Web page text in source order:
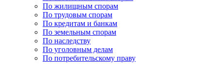
По жилищным спорам
По трудовым спорам
По кредитам и банкам
По земельным спорам
По наследству
По уголовным делам
По потребительскому праву